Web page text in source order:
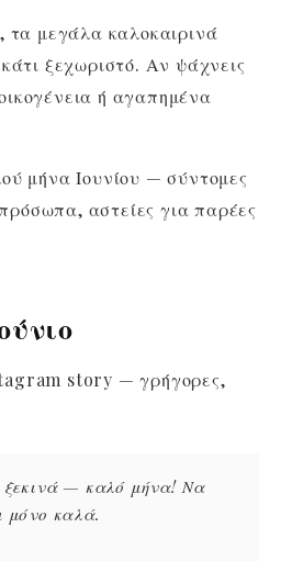
τα μεγάλα καλοκαιρινά
ξεχωριστό. Αν ψάχνεις
ή αγαπημένα
μήνα Ιουνίου — σύντομες
αστείες για παρέες
story — γρήγορες,
ξεκινά — καλό μήνα! Να
μόνο καλά.